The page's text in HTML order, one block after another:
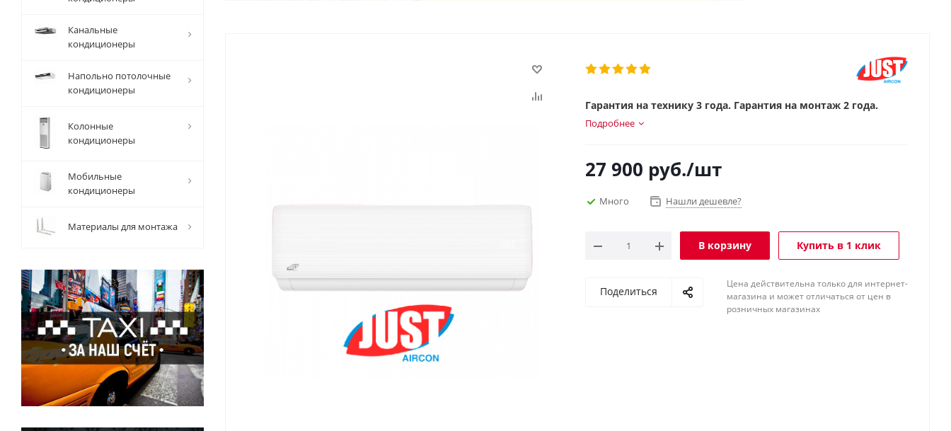
Гарантия на технику 3 года. Гарантия на монтаж 2 года.
Подробнее
27 900 руб./шт
Много Нашли дешевле?
В корзину Купить в 1 клик
Поделиться
Цена действительна только для интернет-
магазина и может отличаться от цен в
розничных магазинах
Канальные
кондиционеры
Напольно потолочные
кондиционеры
Колонные
кондиционеры
Мобильные
кондиционеры
Материалы для монтажа